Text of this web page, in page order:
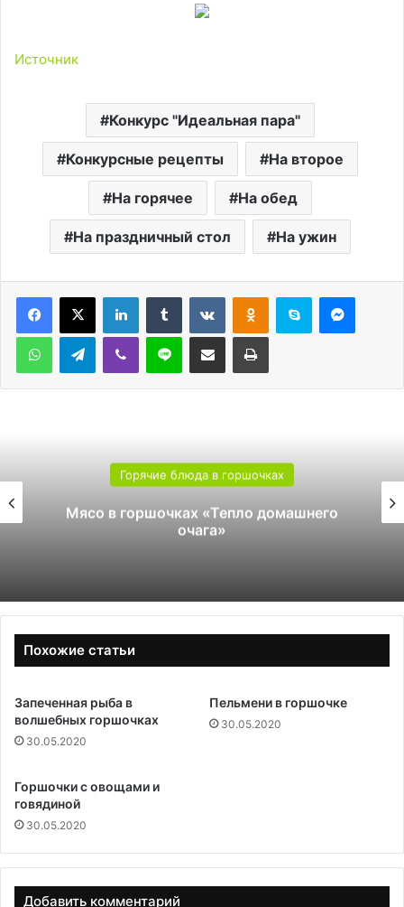
Источник
Конкурс "Идеальная пара"
Конкурсные рецепты На второе
На горячее На обед
На праздничный стол На ужин
LinkedInTumblr ВконтактеОдноклассники
Skype
WhatsAppTelegramViber Line Поделиться через электронную почту Печатать
Горячие блюда в горшочках
Мясо в горшочках «Тепло домашнего
очага»
Похожие статьи
Запеченная рыба в
волшебных горшочках
30.05.2020
Пельмени в горшочке
30.05.2020
Горшочки с овощами и
говядиной
30.05.2020
Добавить комментарий